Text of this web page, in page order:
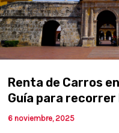
Renta de Carros
Guía para recorrer
6 noviembre, 2025